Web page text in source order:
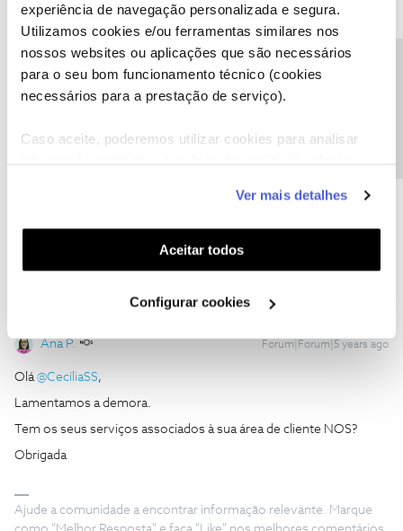
experiência de navegação personalizada e segura.
Utilizamos cookies e/ou ferramentas similares nos
nossos websites ou aplicações que são necessários
para o seu bom funcionamento técnico (cookies
necessários para a prestação de serviço).
Caso aceite, poderemos utilizar cookies para analisar
funcionalidades (cookies de personalização e
funcionalidade) e adaptar anúncios aos seus interesses
(cookies de publicidade personalizada). Pode gerir a
utilização dos cookies clicando em "Configurar
Ver mais detalhes
Aceitar todos
Configurar cookies
como "Melhor Resposta" e faça "Like" nos melhores comentários.
Obrigada
Ana P. Forum|Forum|5 years ago
Olá@CecíliaSS,
Lamentamos a demora.
Tem os seus serviços associados à sua área de cliente NOS?
Obrigada
Ajude a comunidade a encontrar informação relevante. Marque